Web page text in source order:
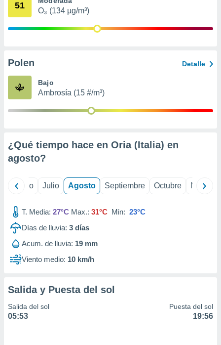
publicidad
de
1199
51
O₃ (134 µg/m³)
Polen Detalle
Bajo
Ambrosía (15 #/m³)
¿Qué tiempo hace en Oria (Italia) en
agosto?
Junio Julio Agosto Septiembre Octubre
T. Media: 27°C Max.: 31°C Min: 23°C
Días de lluvia: 3 días
Acum. de lluvia: 19 mm
Viento medio: 10 km/h
Salida y Puesta del sol
Salida del sol
05:53
Puesta del sol
19:56